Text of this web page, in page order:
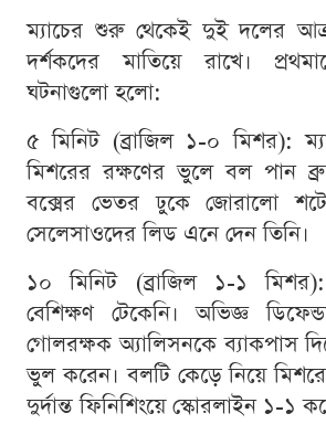
ম্যাচের শুরু থেকেই দুই দলের
দর্শকদের মাতিয়ে রাখে।
ঘটনাগুলো হলো:
৫ মিনিট (ব্রাজিল ১-০ মিশর):
মিশরের রক্ষণের ভুলে বল পান
বক্সের ভেতর ঢুকে জোরালো
সেলেসাওদের লিড এনে দেন তিনি।
১০ মিনিট (ব্রাজিল ১-১
বেশিক্ষণ টেকেনি। অভিজ্ঞ
গোলরক্ষক অ্যালিসনকে ব্যাকপাস
ভুল করেন। বলটি কেড়ে নিয়ে
দুর্দান্ত ফিনিশিংয়ে স্কোরলাইন ১-১